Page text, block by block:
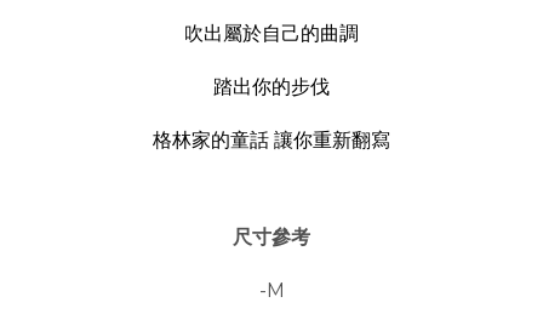
吹出屬於自己的曲調
踏出你的步伐
格林家的童話 讓你重新翻寫
尺寸參考
-M